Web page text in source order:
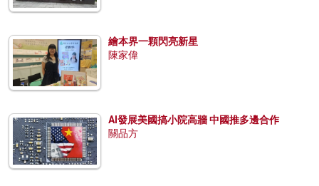
繪本界一顆閃亮新星
陳家偉
AI發展美國搞小院高牆 中國推多邊合作
關品方